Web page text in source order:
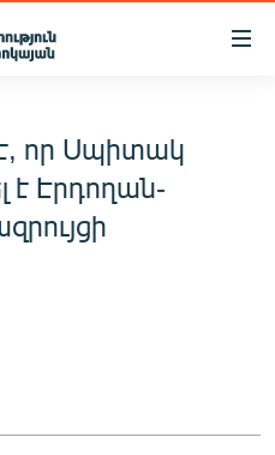
որ Սպիտակ
է Էրդողան-